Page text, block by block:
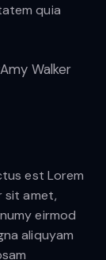
quia
Amy Walker
est Lorem
sit amet,
eirmod
aliquyam